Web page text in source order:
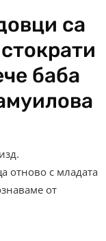
са
баба
отново с младата
от